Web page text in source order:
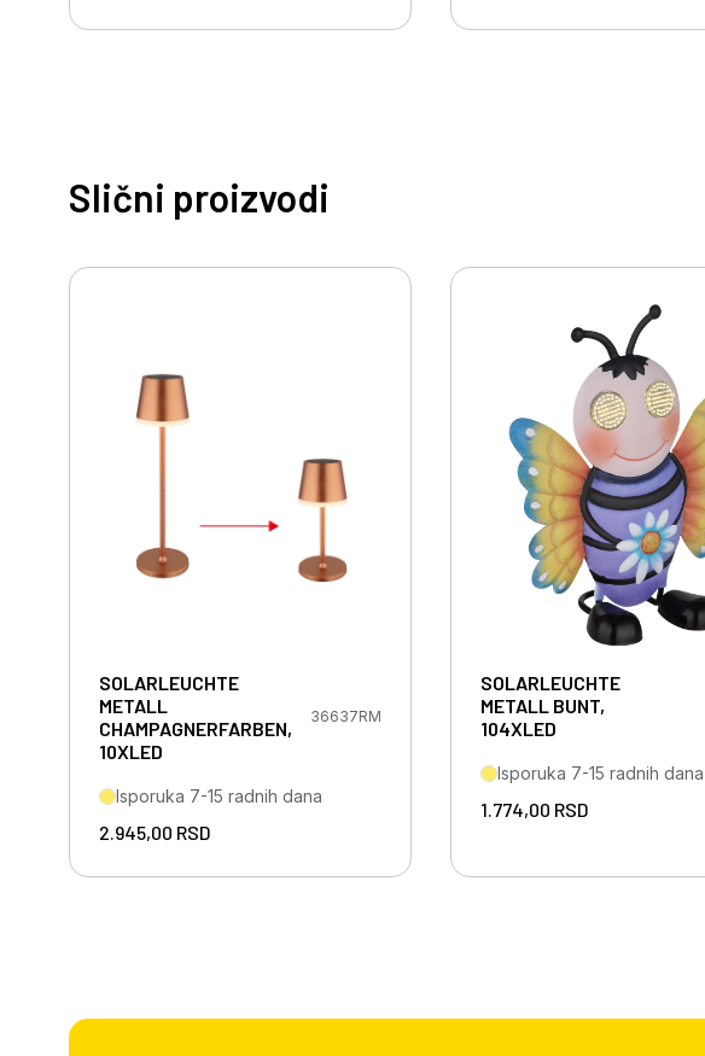
Slični proizvodi
SOLARLEUCHTE
METALL
CHAMPAGNERFARBEN,
10XLED
36637RM
Isporuka 7-15 radnih dana
2.945,00 RSD
SOLARLEUCHTE
METALL BUNT,
104XLED
Isporuka 7-15 radnih dana
1.774,00 RSD